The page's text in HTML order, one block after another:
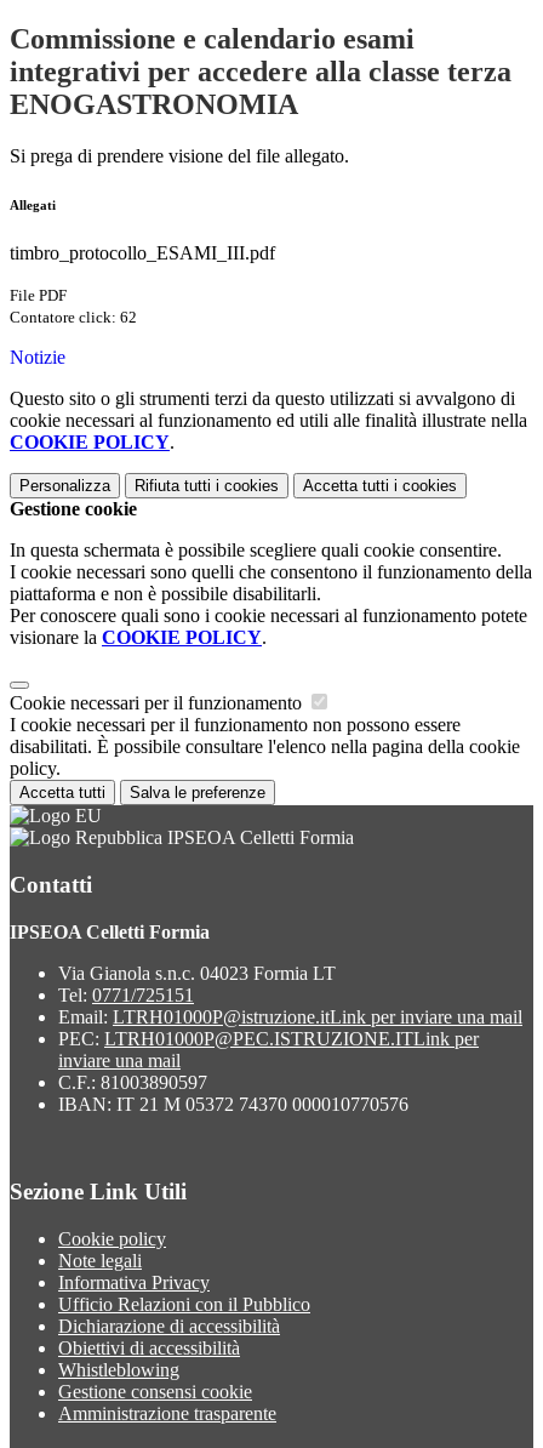
Commissione e calendario esami
integrativi per accedere alla classe terza
ENOGASTRONOMIA
Si prega di prendere visione del file allegato.
Allegati
timbro_protocollo_ESAMI_III.pdf
File PDF
Contatore click: 62
Notizie
Questo sito o gli strumenti terzi da questo utilizzati si avvalgono di
cookie necessari al funzionamento ed utili alle finalità illustrate nella
COOKIE POLICY.
Personalizza Rifiuta tutti i cookies Accetta tutti i cookies
Gestione cookie
In questa schermata è possibile scegliere quali cookie consentire.
I cookie necessari sono quelli che consentono il funzionamento della
piattaforma e non è possibile disabilitarli.
Per conoscere quali sono i cookie necessari al funzionamento potete
visionare la COOKIE POLICY.
Cookie necessari per il funzionamento
I cookie necessari per il funzionamento non possono essere
disabilitati. È possibile consultare l'elenco nella pagina della cookie
policy.
Accetta tutti Salva le preferenze
IPSEOA Celletti Formia
Contatti
IPSEOA Celletti Formia
Via Gianola s.n.c. 04023 Formia LT
Tel: 0771/725151
Email: LTRH01000P@istruzione.itLink per inviare una mail
PEC: LTRH01000P@PEC.ISTRUZIONE.ITLink per
inviare una mail
C.F.: 81003890597
IBAN: IT 21 M 05372 74370 000010770576
Sezione Link Utili
Cookie policy
Note legali
Informativa Privacy
Ufficio Relazioni con il Pubblico
Dichiarazione di accessibilità
Obiettivi di accessibilità
Whistleblowing
Gestione consensi cookie
Amministrazione trasparente